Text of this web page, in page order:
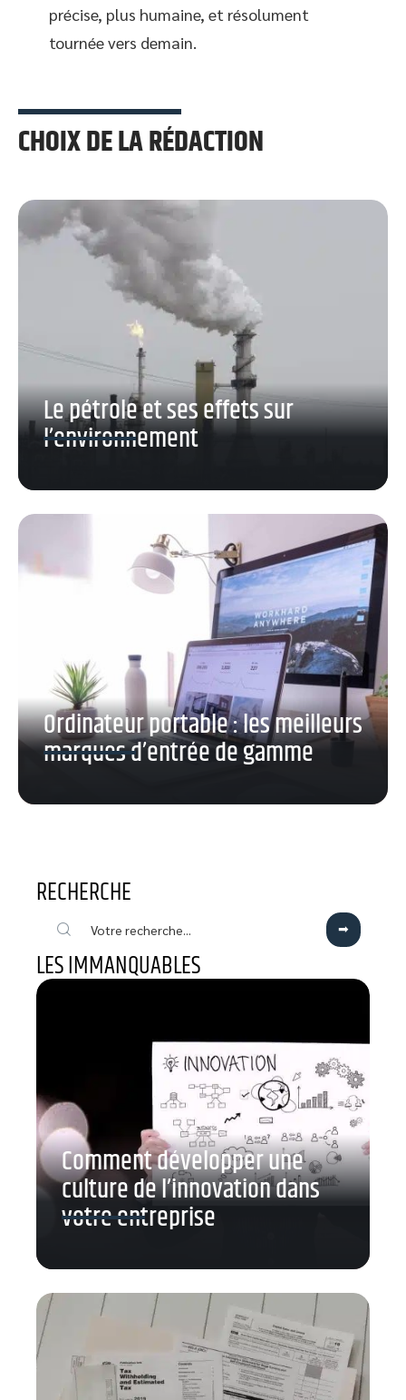
précise, plus humaine, et résolument
tournée vers demain.
CHOIX DE LA RÉDACTION
Le pétrole et ses effets sur
l’environnement
Ordinateur portable : les meilleurs
marques d’entrée de gamme
RECHERCHE
LES IMMANQUABLES
Comment développer une
culture de l’innovation dans
votre entreprise